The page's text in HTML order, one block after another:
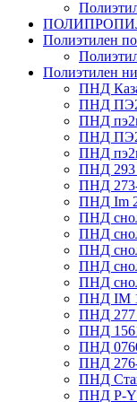
Полиэтилен
Полиэтилен
ПНД
ПНД
ПНД
ПНД
ПНД
ПНД 293
ПНД
ПНД Im
ПНД
ПНД
ПНД
ПНД
ПНД
ПНД IM
ПНД 277
ПНД
ПНД
ПНД
ПНД
ПНД P-